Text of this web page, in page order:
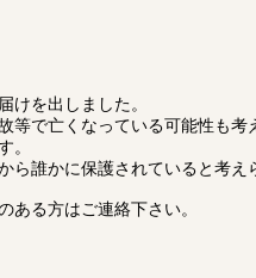
けを出しました。
等で亡くなっている可能性も
。
誰かに保護されていると考え
ある方はご連絡下さい。